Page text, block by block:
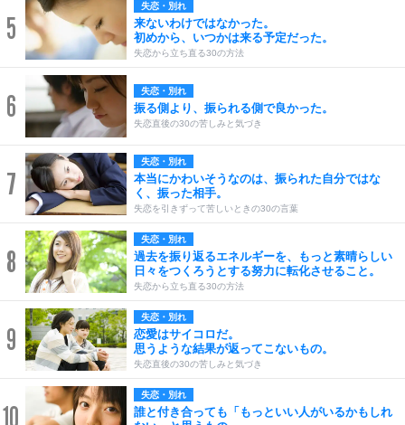
5
失恋・別れ
来ないわけではなかった。
初めから、いつかは来る予定だった。
失恋から立ち直る30の方法
6 失恋・別れ
振る側より、振られる側で良かった。
失恋直後の30の苦しみと気づき
7
失恋・別れ
本当にかわいそうなのは、振られた自分ではな
く、振った相手。
失恋を引きずって苦しいときの30の言葉
8
失恋・別れ
過去を振り返るエネルギーを、もっと素晴らしい
日々をつくろうとする努力に転化させること。
失恋から立ち直る30の方法
9
失恋・別れ
恋愛はサイコロだ。
思うような結果が返ってこないもの。
失恋直後の30の苦しみと気づき
10
失恋・別れ
誰と付き合っても「もっといい人がいるかもしれ